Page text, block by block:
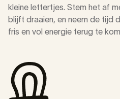
kleine lettertjes. Stem het af
blijft draaien, en neem de tijd
fris en vol energie terug te